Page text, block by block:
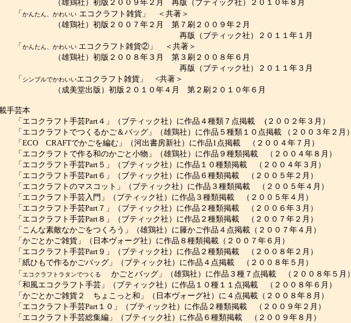
雄鶏社）初版２００９年２月 再版（ブティック社）２０１０年８月
かんたん、かわいい エコクラフト雑貨」 ＜共著＞
雄鶏社）初版２００７年２月 第７刷２００９年２月
版（ブティック社）２０１１年１月
「 かんたん、かわいい エコクラフト雑貨②」 ＜共著＞
雄鶏社）初版２００８年３月 第３刷２００８年６月
版（ブティック社）２０１１年３月
シンプルでかわいいエコクラフト雑貨」 <共著＞
成美堂出版）初版２０１０年４月 第２刷２０１０年６月
手芸本
エコクラフト手芸Part４」（ブティック社）に作品４種類７点掲載 (２００２年３月）
エコクラフトでつくるかご＆バッグ」（雄鶏社）に作品５種類１０点掲載 （２００３年２月）
ECO CRAFTでかごを編む」（河出書房新社）に作品1点掲載 （２００４年７月）
エコクラフトで作る和のかごと小物」（雄鶏社）に作品９種類掲載 （２００４年８月）
エコクラフト手芸Part５」（ブティック社）に作品１０種類掲載 （２００４年３月）
エコクラフト手芸Part６」（ブティック社）に作品６種類掲載 （２００５年２月）
エコクラフトのマスコット」（ブティック社）に作品３種類掲載 （２００５年４月）
エコクラフト手芸入門」（ブティック社）に作品３種類掲載 （２００５年４月）
エコクラフト手芸Part７」（ブティック社）に作品２種類掲載 （２００６年３月）
エコクラフト手芸Part８」（ブティック社）に作品２種類掲載 （２００７年２月）
こんな素敵なかごをつくろう」（雄鶏社）に籐かご作品４点掲載（２００７年４月）
「 かごとかご雑貨」（日本ヴォーグ社）に作品８種類掲載（２００７年６月）
エコクラフト手芸Part９」（ブティック社）に作品２種類掲載 （２００８年２月）
紙ひもで作るかごバッグ」（ブティック社）に作品４点掲載 （２００８年５月）
エコクラフトラタンでつくる
かごとバッグ」（雄鶏社）に作品３種７点掲載 （２００８年５月）
和風エコクラフト手芸」（ブティック社）に作品１０種１１点掲載 （２００８年６月）
かごとかご雑貨２ ちょこっと和」（日本ヴォーグ社）に４点掲載（２００８年８月）
エコクラフト手芸Part１０」（ブティック社）に作品２種類掲載 （２００９年２月）
エコクラフト手芸総集編」（ブティック社）に作品６種類掲載 （２００９年８月）